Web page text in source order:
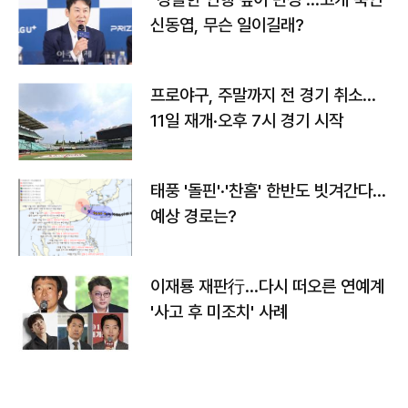
신동엽, 무슨 일이길래?
프로야구, 주말까지 전 경기 취소…
11일 재개·오후 7시 경기 시작
태풍 '돌핀'·'찬홈' 한반도 빗겨간다…
예상 경로는?
이재룡 재판行…다시 떠오른 연예계
'사고 후 미조치' 사례